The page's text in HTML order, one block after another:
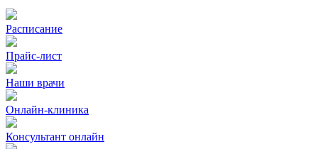
Расписание
Прайс-лист
Наши врачи
Онлайн-клиника
Консультант онлайн